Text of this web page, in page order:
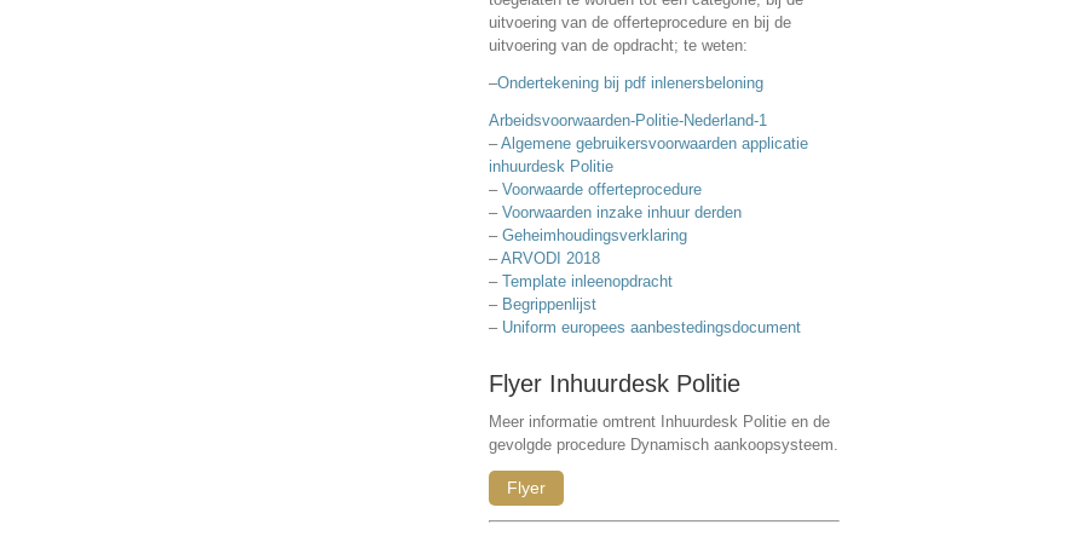
uitvoering van de offerteprocedure en bij de
uitvoering van de opdracht; te weten:
–Ondertekening bij pdf inlenersbeloning
Arbeidsvoorwaarden-Politie-Nederland-1
–Algemene gebruikersvoorwaarden applicatie
inhuurdesk Politie
– Voorwaarde offerteprocedure
– Voorwaarden inzake inhuur derden
– Geheimhoudingsverklaring
–ARVODI 2018
– Template inleenopdracht
– Begrippenlijst
– Uniform europees aanbestedingsdocument
Flyer Inhuurdesk Politie
Meer informatie omtrent Inhuurdesk Politie en de
gevolgde procedure Dynamisch aankoopsysteem.
Flyer